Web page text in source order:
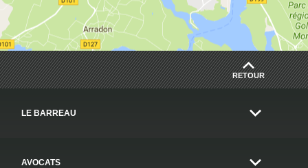
RETOUR
LE BARREAU
AVOCATS